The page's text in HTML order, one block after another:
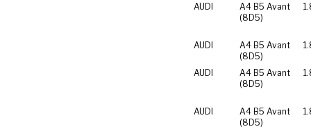
AUDI
A4 B5 Avant
(8D5)
AUDI
A4 B5 Avant
(8D5)
AUDI
A4 B5 Avant
(8D5)
AUDI
A4 B5 Avant
(8D5)